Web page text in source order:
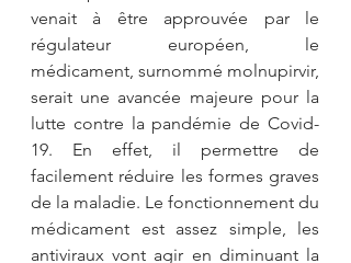
venait à être approuvée par le
régulateur européen, le
médicament, surnommé molnupirvir,
serait une avancée majeure pour la
lutte contre la pandémie de Covid-
19. En effet, il permettre de
facilement réduire les formes graves
de la maladie. Le fonctionnement du
médicament est assez simple, les
antiviraux vont agir en diminuant la